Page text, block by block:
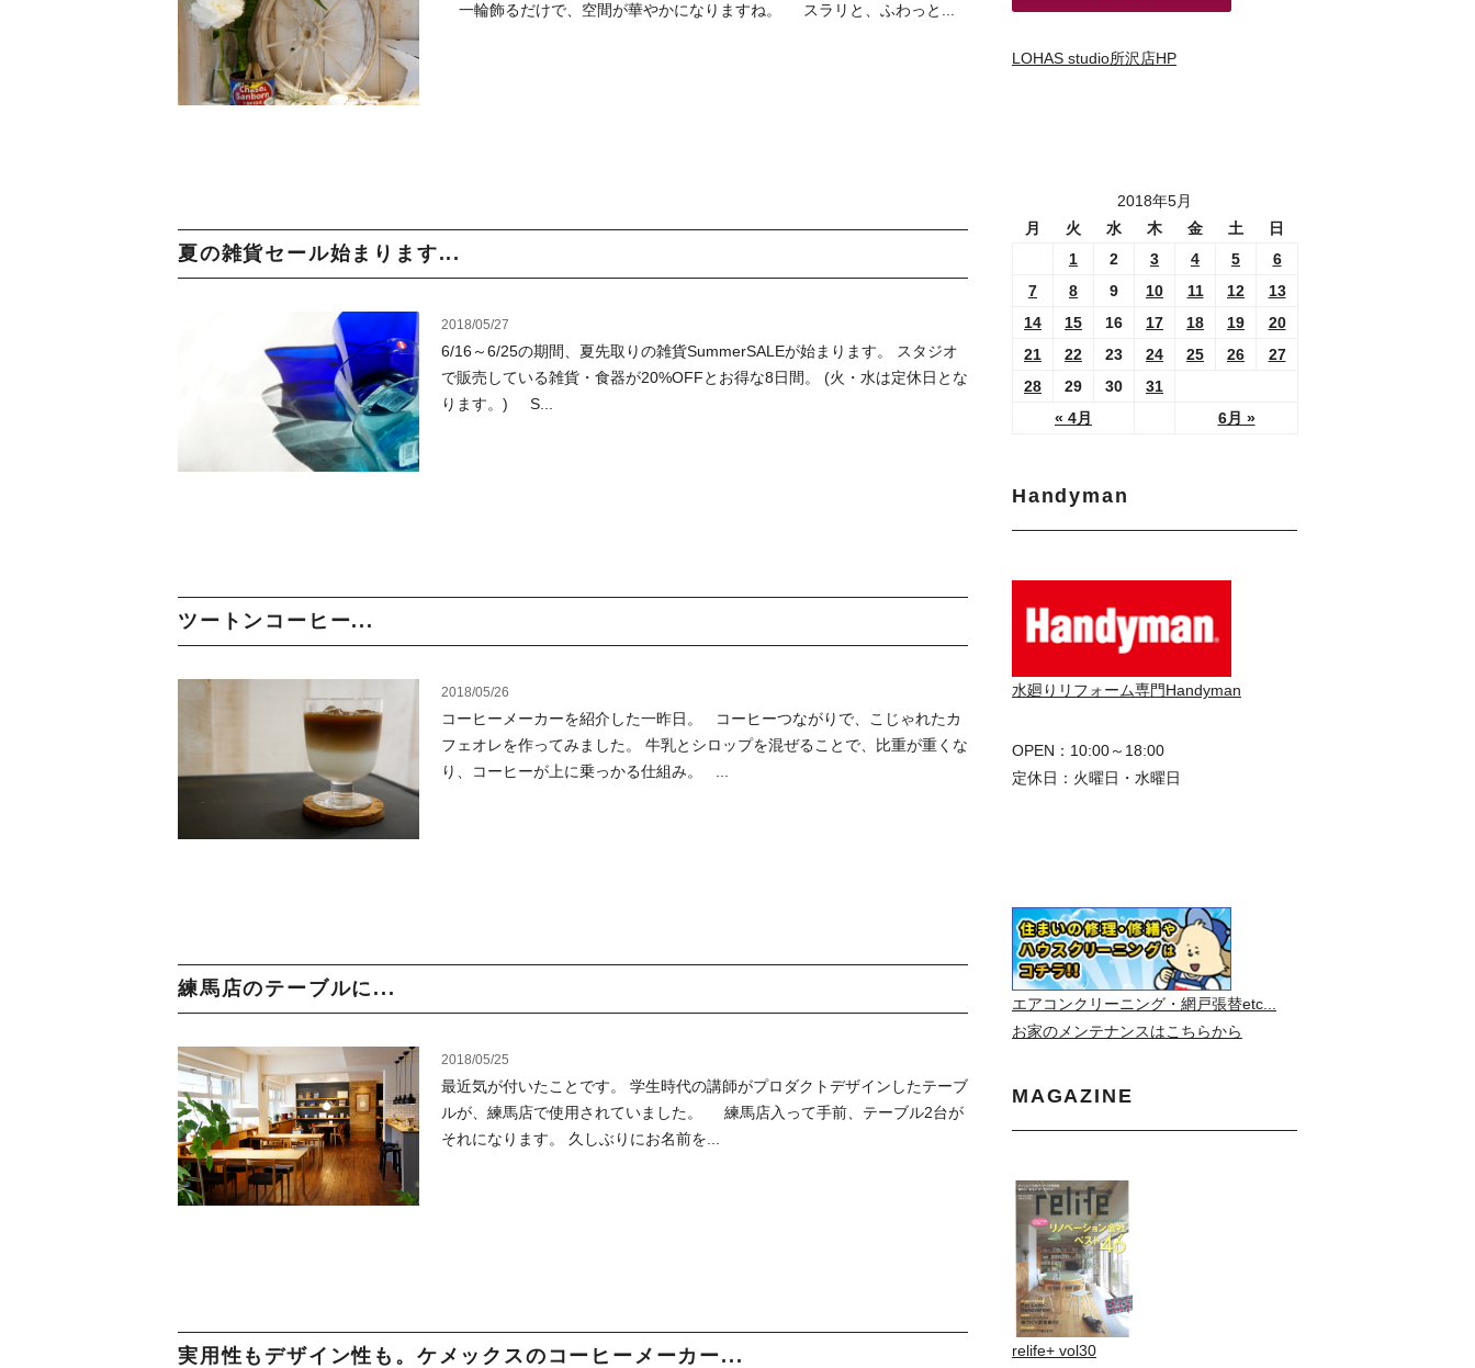
一輪飾るだけで、空間が華やかになりますね。 スラリと、ふわっと...
夏の雑貨セール始まります...
2018/05/27
6/16～6/25の期間、夏先取りの雑貨SummerSALEが始まります。 スタジオ
で販売している雑貨・食器が20%OFFとお得な8日間。 (火・水は定休日とな
ります。) S...
ツートンコーヒー...
2018/05/26
コーヒーメーカーを紹介した一昨日。 コーヒーつながりで、こじゃれたカ
フェオレを作ってみました。 牛乳とシロップを混ぜることで、比重が重くな
り、コーヒーが上に乗っかる仕組み。 ...
練馬店のテーブルに...
2018/05/25
最近気が付いたことです。 学生時代の講師がプロダクトデザインしたテーブ
ルが、練馬店で使用されていました。 練馬店入って手前、テーブル2台が
それになります。 久しぶりにお名前を...
実用性もデザイン性も。ケメックスのコーヒーメーカー...
LOHAS studio所沢店HP
2018年5月
月
火 水 木 金 土 日
« 4月 6月 »
1 2 3 4 5
6
7
8 9 10 11 12
13
14
15 16 17 18 19
20
21
22 23 24 25 26
27
28
29 30 31
Handyman
水廻りリフォーム専門Handyman
OPEN：10:00～18:00
定休日：火曜日・水曜日
エアコンクリーニング・網戸張替etc...
お家のメンテナンスはこちらから
MAGAZINE
relife+ vol30